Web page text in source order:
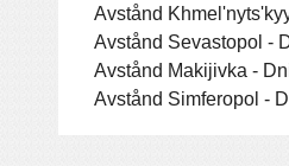
Avstånd
Avstånd Sevastopol -
Avstånd Makijivka -
Avstånd Simferopol -